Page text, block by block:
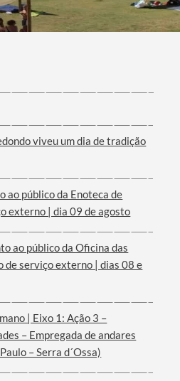
viveu um dia de tradição
ao público da Enoteca de
externo | dia 09 de agosto
ao público da Oficina das
de serviço externo | dias 08 e
| Eixo 1: Ação 3 –
– Empregada de andares
– Serra d´Ossa)